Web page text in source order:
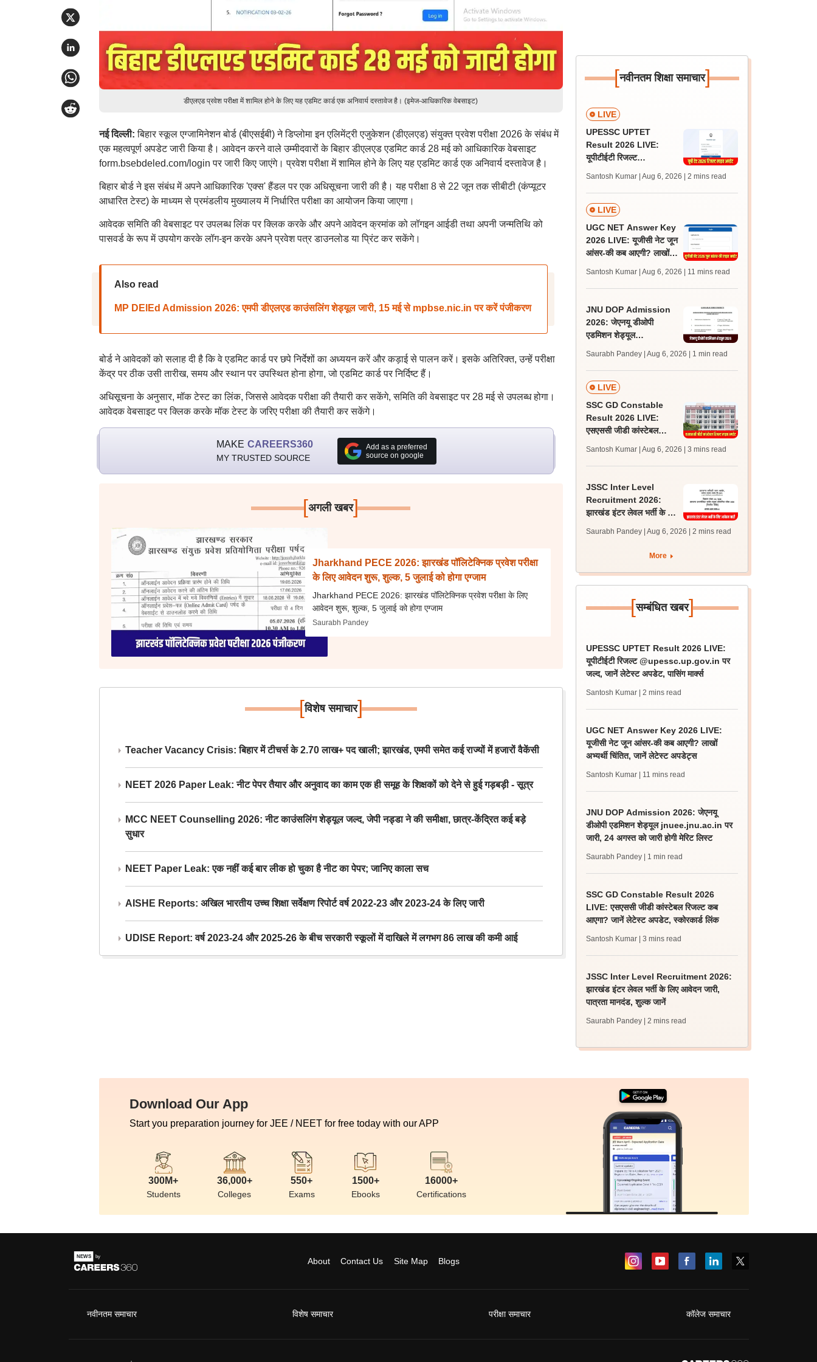
डीएलएड प्रवेश परीक्षा में शामिल होने के लिए यह एडमिट कार्ड एक अनिवार्य दस्तावेज है। (इमेज-आधिकारिक वेबसाइट)
नई दिल्ली: बिहार स्कूल एग्जामिनेशन बोर्ड (बीएसईबी) ने डिप्लोमा इन एलिमेंट्री एजुकेशन (डीएलएड) संयुक्त प्रवेश परीक्षा 2026 के संबंध में
एक महत्वपूर्ण अपडेट जारी किया है। आवेदन करने वाले उम्मीदवारों के बिहार डीएलएड एडमिट कार्ड 28 मई को आधिकारिक वेबसाइट
form.bsebdeled.com/login पर जारी किए जाएंगे। प्रवेश परीक्षा में शामिल होने के लिए यह एडमिट कार्ड एक अनिवार्य दस्तावेज है।
बिहार बोर्ड ने इस संबंध में अपने आधिकारिक 'एक्स' हैंडल पर एक अधिसूचना जारी की है। यह परीक्षा 8 से 22 जून तक सीबीटी (कंप्यूटर
आधारित टेस्ट) के माध्यम से प्रमंडलीय मुख्यालय में निर्धारित परीक्षा का आयोजन किया जाएगा।
आवेदक समिति की वेबसाइट पर उपलब्ध लिंक पर क्लिक करके और अपने आवेदन क्रमांक को लॉगइन आईडी तथा अपनी जन्मतिथि को
पासवर्ड के रूप में उपयोग करके लॉग-इन करके अपने प्रवेश पत्र डाउनलोड या प्रिंट कर सकेंगे।
Also read
MP DElEd Admission 2026: एमपी डीएलएड काउंसलिंग शेड्यूल जारी, 15 मई से mpbse.nic.in पर करें पंजीकरण
बोर्ड ने आवेदकों को सलाह दी है कि वे एडमिट कार्ड पर छपे निर्देशों का अध्ययन करें और कड़ाई से पालन करें। इसके अतिरिक्त, उन्हें परीक्षा
केंद्र पर ठीक उसी तारीख, समय और स्थान पर उपस्थित होना होगा, जो एडमिट कार्ड पर निर्दिष्ट हैं।
अधिसूचना के अनुसार, मॉक टेस्ट का लिंक, जिससे आवेदक परीक्षा की तैयारी कर सकेंगे, समिति की वेबसाइट पर 28 मई से उपलब्ध होगा।
आवेदक वेबसाइट पर क्लिक करके मॉक टेस्ट के जरिए परीक्षा की तैयारी कर सकेंगे।
MAKE CAREERS360
MY TRUSTED SOURCE
Add as a preferred
source on google
[अगली खबर]
Jharkhand PECE 2026: झारखंड पॉलिटेक्निक प्रवेश परीक्षा
के लिए आवेदन शुरू, शुल्क, 5 जुलाई को होगा एग्जाम
Jharkhand PECE 2026: झारखंड पॉलिटेक्निक प्रवेश परीक्षा के लिए
आवेदन शुरू, शुल्क, 5 जुलाई को होगा एग्जाम
Saurabh Pandey
[विशेष समाचार]
Teacher Vacancy Crisis: बिहार में टीचर्स के 2.70 लाख+ पद खाली; झारखंड, एमपी समेत कई राज्यों में हजारों वैकेंसी
NEET 2026 Paper Leak: नीट पेपर तैयार और अनुवाद का काम एक ही समूह के शिक्षकों को देने से हुई गड़बड़ी - सूत्र
MCC NEET Counselling 2026: नीट काउंसलिंग शेड्यूल जल्द, जेपी नड्डा ने की समीक्षा, छात्र-केंद्रित कई बड़े
सुधार
NEET Paper Leak: एक नहीं कई बार लीक हो चुका है नीट का पेपर; जानिए काला सच
AISHE Reports: अखिल भारतीय उच्च शिक्षा सर्वेक्षण रिपोर्ट वर्ष 2022-23 और 2023-24 के लिए जारी
UDISE Report: वर्ष 2023-24 और 2025-26 के बीच सरकारी स्कूलों में दाखिले में लगभग 86 लाख की कमी आई
[नवीनतम शिक्षा समाचार]
LIVE
UPESSC UPTET
Result 2026 LIVE:
यूपीटीईटी रिजल्ट
जल्द, जानें लेटेस्ट अपडेट,
पासिंग मार्क्स
Santosh Kumar | Aug 6, 2026 | 2 mins read
LIVE
UGC NET Answer Key
2026 LIVE: यूजीसी नेट जून
आंसर-की कब आएगी? लाखों
Santosh Kumar | Aug 6, 2026 | 11 mins read
JNU DOP Admission
2026: जेएनयू डीओपी
एडमिशन शेड्यूल
24 अगस्त को जारी होगी मेरिट
लिस्ट
Saurabh Pandey | Aug 6, 2026 | 1 min read
LIVE
SSC GD Constable
Result 2026 LIVE:
एसएससी जीडी कांस्टेबल
लेटेस्ट अपडेट, स्कोरकार्ड लिंक
Santosh Kumar | Aug 6, 2026 | 3 mins read
JSSC Inter Level
Recruitment 2026:
झारखंड इंटर लेवल भर्ती के लिए
Saurabh Pandey | Aug 6, 2026 | 2 mins read
More
[सम्बंधित खबर]
UPESSC UPTET Result 2026 LIVE:
यूपीटीईटी रिजल्ट @upessc.up.gov.in पर
जल्द, जानें लेटेस्ट अपडेट, पासिंग मार्क्स
Santosh Kumar | 2 mins read
UGC NET Answer Key 2026 LIVE:
यूजीसी नेट जून आंसर-की कब आएगी? लाखों
अभ्यर्थी चिंतित, जानें लेटेस्ट अपडेट्स
Santosh Kumar | 11 mins read
JNU DOP Admission 2026: जेएनयू
डीओपी एडमिशन शेड्यूल jnuee.jnu.ac.in पर
जारी, 24 अगस्त को जारी होगी मेरिट लिस्ट
Saurabh Pandey | 1 min read
SSC GD Constable Result 2026
LIVE: एसएससी जीडी कांस्टेबल रिजल्ट कब
आएगा? जानें लेटेस्ट अपडेट, स्कोरकार्ड लिंक
Santosh Kumar | 3 mins read
JSSC Inter Level Recruitment 2026:
झारखंड इंटर लेवल भर्ती के लिए आवेदन जारी,
पात्रता मानदंड, शुल्क जानें
Saurabh Pandey | 2 mins read
Download Our App
Start you preparation journey for JEE / NEET for free today with our APP
300M+
Students
36,000+
Colleges
550+
Exams
1500+
Ebooks
16000+
Certifications
About Contact Us Site Map Blogs
नवीनतम समाचार विशेष समाचार परीक्षा समाचार कॉलेज समाचार